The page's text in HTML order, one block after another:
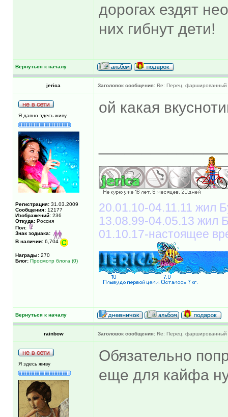
дорогах ездят
них гибнут дети!
Вернуться к началу
jerica Заголовок сообщения: Re: Перец,
Я давно здесь живу
Регистрация: 31.03.2009
Сообщения: 12177
Изображений: 236
Откуда: Россия
Пол:
Знак зодиака:
В наличии: 6,704
Награды: 270
Блог: Просмотр блога (0)
ой какая
20.01.10-04.11.11 жил
13.08.99-04.05.13 жил
01.10.17-настоящее
Вернуться к началу
rainbow Заголовок сообщения: Re: Перец,
Я здесь живу
Обязательно
еще для кайфа